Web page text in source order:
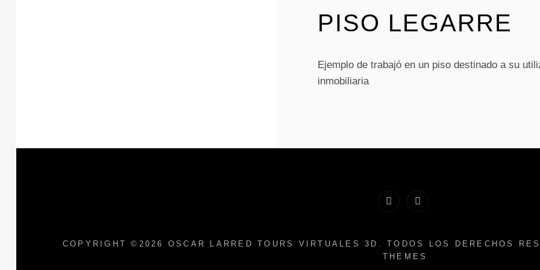
PISO LEGARRE
Ejemplo de trabajó en un piso destinado a su
inmobiliaria
COPYRIGHT ©2026 OSCAR LARRED TOURS VIRTUALES 3D . TODOS LOS DERECHOS
THEMES